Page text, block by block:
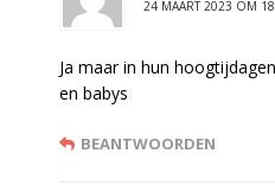
24 MAART 2023 OM
Ja maar in hun
en babys
BEANTWOORDEN